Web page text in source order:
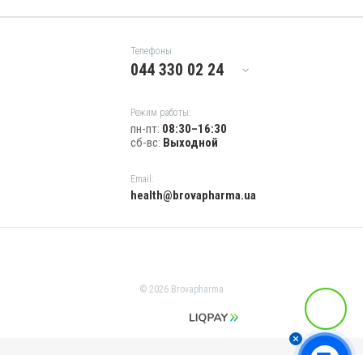
Телефоны:
044 330 02 24
Режим работы:
пн-пт: 08:30–16:30
сб-вс: Выходной
Email:
health@brovapharma.ua
© 2026 Brovapharma